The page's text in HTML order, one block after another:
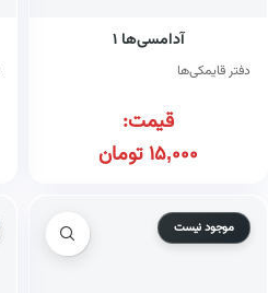
آدامسی‌ها ۱
دفتر قایمکی‌ها
قیمت:
15,000تومان
موجود نیست